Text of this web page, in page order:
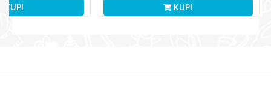
KUPI KUPI